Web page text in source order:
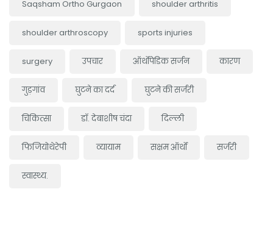
Saqsham Ortho Gurgaon shoulder arthritis
shoulder arthroscopy sports injuries
surgery उपचार ऑर्थोपेडिक सर्जन कारण
गुड़गांव घुटने का दर्द घुटने की सर्जरी
चिकित्सा डॉ. देबाशीष चंदा दिल्ली
फिजियोथेरेपी व्यायाम सक्षम ऑर्थो सर्जरी
स्वास्थ्य.